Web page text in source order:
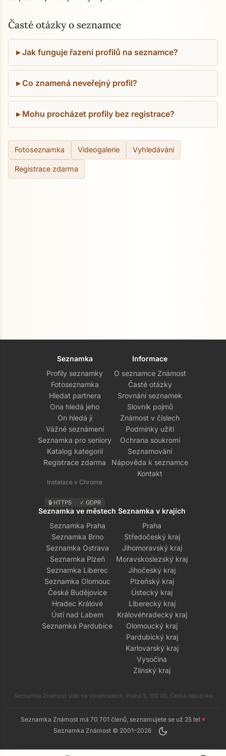
Časté otázky o seznamce
Jak funguje řazení profilů na seznamce?
Co znamená neveřejný profil?
Mohu procházet profily bez registrace?
Fotoseznamka Videogalerie Vyhledávání
Registrace zdarma
Seznamka
Profily seznamky
Fotoseznamka
Hledat partnera
Ona hledá jeho
On hledá ji
Vážné seznámení
Seznamka pro seniory
Katalog kategorií
Registrace zdarma
Instalace v Chrome
🔒 HTTPS ✓ GDPR
Informace
O seznamce Známost
Časté otázky
Srovnání seznamek
Slovník pojmů
Známost v číslech
Podmínky užití
Ochrana soukromí
Seznamování
Nápověda k seznamce
Kontakt
Seznamka ve městech
Seznamka Praha
Seznamka Brno
Seznamka Ostrava
Seznamka Plzeň
Seznamka Liberec
Seznamka Olomouc
České Budějovice
Hradec Králové
Ústí nad Labem
Seznamka Pardubice
Seznamka v krajích
Praha
Středočeský kraj
Jihomoravský kraj
Moravskoslezský kraj
Jihočeský kraj
Plzeňský kraj
Ústecký kraj
Liberecký kraj
Královéhradecký kraj
Olomoucký kraj
Pardubický kraj
Karlovarský kraj
Vysočina
Zlínský kraj
Seznamka Známost sídlí na Vinohradech, Praha 3, 130 00, Česká republika
Seznamka Známost má 70 701 členů, seznamujete se už 25 let ♥
Seznamka Známost © 2001–2026
dark_mode